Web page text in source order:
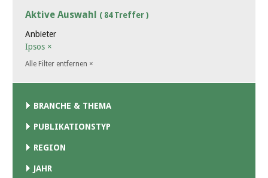
Aktive Auswahl ( 84 Treffer )
Anbieter
Ipsos ×
Alle Filter entfernen ×
BRANCHE & THEMA
PUBLIKATIONSTYP
REGION
JAHR